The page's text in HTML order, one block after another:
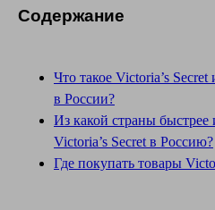
Содержание
Что такое Victoria’s
в России?
Из какой страны быстрее
Victoria’s Secret в Россию?
Где покупать товары